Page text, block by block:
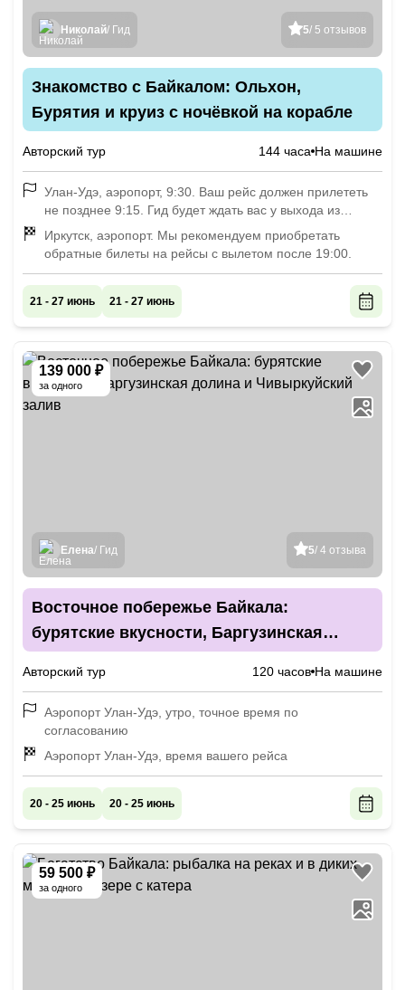
5/ 5 отзывов
Николай/ Гид
Знакомство с Байкалом: Ольхон,
Бурятия и круиз с ночёвкой на корабле
Авторский тур 144 часа На машине
Улан-Удэ, аэропорт, 9:30. Ваш рейс должен прилететь
не позднее 9:15. Гид будет ждать вас у выхода из
аэропорта. Если вы прибываете раньше начала
программы, сообщите нам название и адрес отеля, где
планируете остановиться. Мы заедем за вами в отель
утром в 1-й день перед общей встречей в аэропорту.
Иркутск, аэропорт. Мы рекомендуем приобретать
обратные билеты на рейсы с вылетом после 19:00.
21 - 27 июнь 21 - 27 июнь
139 000 ₽
за одного
5/ 4 отзыва
Елена/ Гид
Восточное побережье Байкала:
бурятские вкусности, Баргузинская
Авторский тур 120 часов На машине
Аэропорт Улан-Удэ, утро, точное время по
согласованию
Аэропорт Улан-Удэ, время вашего рейса
20 - 25 июнь 20 - 25 июнь
59 500 ₽
за одного